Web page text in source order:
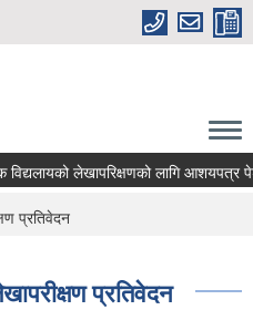
लेखापरिक्षणको लागि आशयपत्र पेश
प्रतिवेदन
प्रतिवेदन